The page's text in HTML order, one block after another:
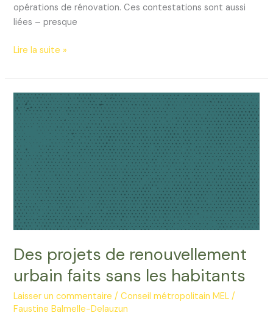
opérations de rénovation. Ces contestations sont aussi
liées – presque
Repenser
renouvellement
urbain
pour
respecter
les
habitants
Lire la suite »
Des projets de renouvellement
urbain faits sans les habitants
Laisser un commentaire /Conseil métropolitain MEL /
Faustine Balmelle-Delauzun